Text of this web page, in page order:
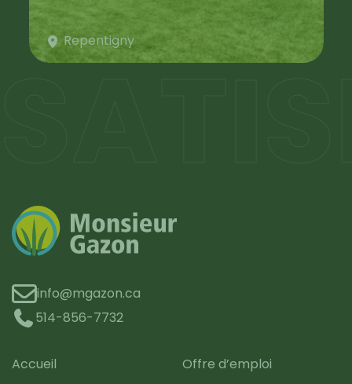
Repentigny
info@mgazon.ca
514-856-7732
Accueil
Offre d’emploi